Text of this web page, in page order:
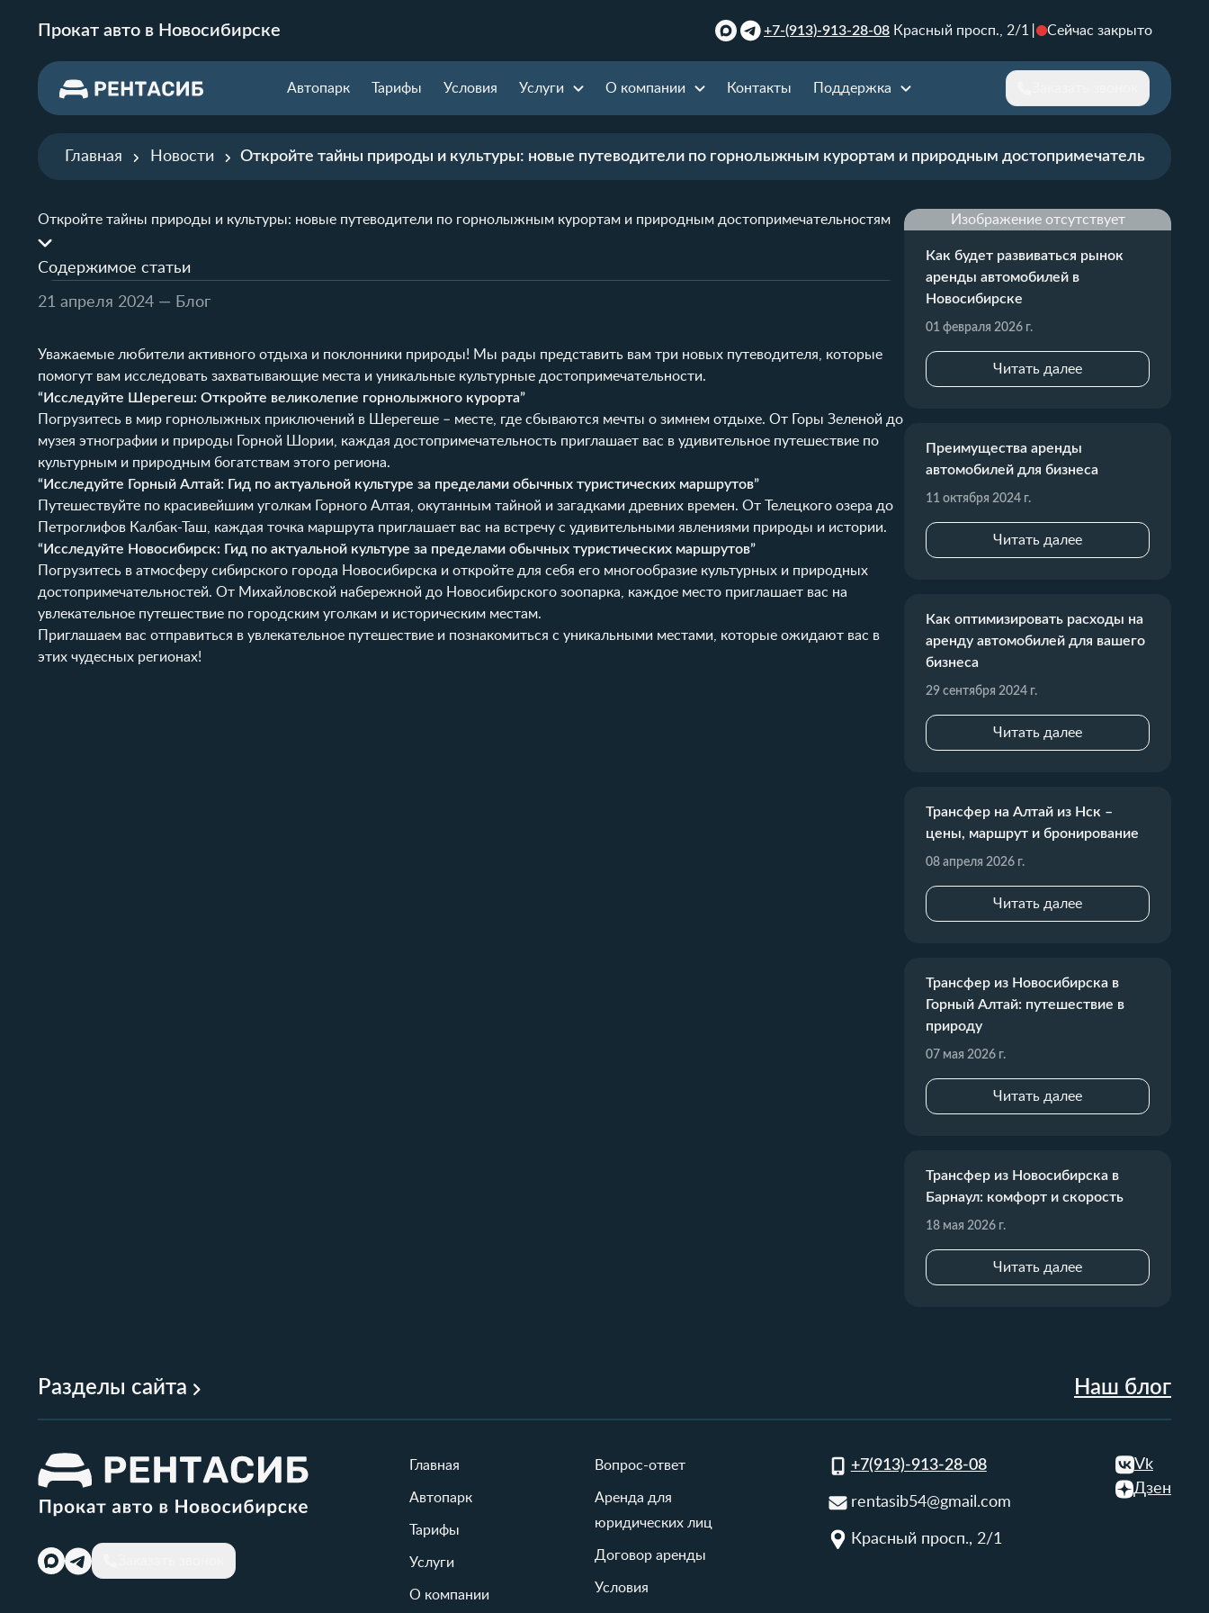
Прокат авто в Новосибирске +7-(913)-913-28-08 Красный просп., 2/1 Сейчас закрыто
Автопарк Тарифы Условия Услуги О компании Контакты Поддержка
Главная Новости Откройте тайны природы и культуры: новые путеводители по горнолыжным курортам и природным достопримечательностям
Откройте тайны природы и культуры: новые путеводители по горнолыжным курортам и природным достопримечательностям
Содержимое статьи
21 апреля 2024 — Блог
Уважаемые любители активного отдыха и поклонники природы! Мы рады представить вам три новых путеводителя, которые
помогут вам исследовать захватывающие места и уникальные культурные достопримечательности.
“ Исследуйте Шерегеш: Откройте великолепие горнолыжного курорта”
Погрузитесь в мир горнолыжных приключений в Шерегеше – месте, где сбываются мечты о зимнем отдыхе. От Горы Зеленой до
музея этнографии и природы Горной Шории, каждая достопримечательность приглашает вас в удивительное путешествие по
культурным и природным богатствам этого региона.
“ Исследуйте Горный Алтай: Гид по актуальной культуре за пределами обычных туристических маршрутов”
Путешествуйте по красивейшим уголкам Горного Алтая, окутанным тайной и загадками древних времен. От Телецкого озера до
Петроглифов Калбак-Таш, каждая точка маршрута приглашает вас на встречу с удивительными явлениями природы и истории.
“ Исследуйте Новосибирск: Гид по актуальной культуре за пределами обычных туристических маршрутов”
Погрузитесь в атмосферу сибирского города Новосибирска и откройте для себя его многообразие культурных и природных
достопримечательностей. От Михайловской набережной до Новосибирского зоопарка, каждое место приглашает вас на
увлекательное путешествие по городским уголкам и историческим местам.
Приглашаем вас отправиться в увлекательное путешествие и познакомиться с уникальными местами, которые ожидают вас в
этих чудесных регионах!
Изображение отсутствует
Как будет развиваться рынок
аренды автомобилей в
Новосибирске
01 февраля 2026 г.
Читать далее
Преимущества аренды
автомобилей для бизнеса
11 октября 2024 г.
Читать далее
Как оптимизировать расходы на
аренду автомобилей для вашего
бизнеса
29 сентября 2024 г.
Читать далее
Трансфер на Алтай из Нск –
цены, маршрут и бронирование
08 апреля 2026 г.
Читать далее
Трансфер из Новосибирска в
Горный Алтай: путешествие в
природу
07 мая 2026 г.
Читать далее
Трансфер из Новосибирска в
Барнаул: комфорт и скорость
18 мая 2026 г.
Читать далее
Разделы сайта Наш блог
Главная
Автопарк
Тарифы
Услуги
О компании
Вопрос-ответ
Аренда для
юридических лиц
Договор аренды
Условия
+7(913)-913-28-08
rentasib54@gmail.com
Красный просп., 2/1
Vk
Дзен